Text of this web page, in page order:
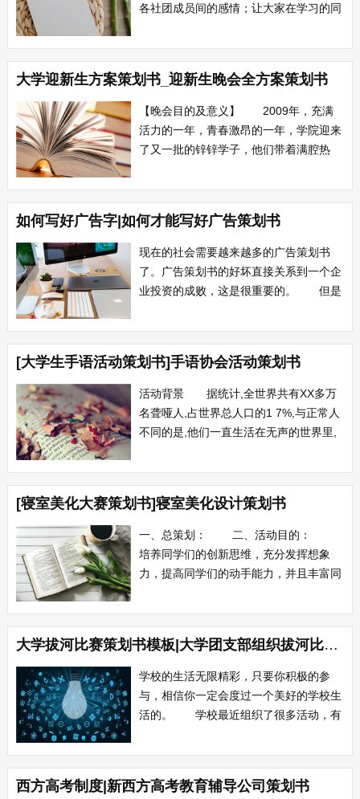
各社团成员间的感情；让大家在学习的同
在。河南农大植保学院社团部特举行大型
社团联谊会。 二、活动概况： 活
动全称：植物保护学院社团联谊会 主
办方：植物保护学院学生会社团部 参
与对象：...
大学迎新生方案策划书_迎新生晚会全方案策划书
【晚会目的及意义】 2009年，充满
活力的一年，青春激昂的一年，学院迎来
了又一批的锌锌学子，他们带着满腔热
这个大家庭当中，为了让他们尽快的熟悉
新的环境，更快的融入到学校的氛围中，
我院举办了这次的迎新生晚会，使新生去
感受校园的活跃气息，更带动整个校园的
气氛，丰...
如何写好广告字|如何才能写好广告策划书
现在的社会需要越来越多的广告策划书
了。广告策划书的好坏直接关系到一个企
业投资的成败，这是很重要的。 但是
扰所有公司文员和秘书的难题。写对了也
就好了，对公司的发展有重要的帮助，也
能够到领导的夸奖和提拔；可是一旦定位
错误，将公司的投资搞坏，那就万劫不复
了，那离下...
[大学生手语活动策划书]手语协会活动策划书
活动背景 据统计,全世界共有XX多万
名聋哑人,占世界总人口的1 7%,与正常人
不同的是,他们一直生活在无声的世界里,
匙。手语让我们知道,手指也可以跳出最
美的舞蹈。灵动的手指精灵,是走进许多
善良的聋哑人朋友的天使,它让人体验用
一种前所未有的幽雅、独特的方式表...
[寝室美化大赛策划书]寝室美化设计策划书
一、总策划： 二、活动目的：
培养同学们的创新思维，充分发挥想象
力，提高同学们的动手能力，并且丰富同
力...
大学拔河比赛策划书模板|大学团支部组织拔河比赛策划书
学校的生活无限精彩，只要你积极的参
与，相信你一定会度过一个美好的学校生
活的。 学校最近组织了很多活动，有
富我们的校园生活，让我们在学习的同时
尽量的运动。 为了丰富同学们的课
余文化生活，增进各系间的友谊和联系，
西方高考制度|新西方高考教育辅导公司策划书